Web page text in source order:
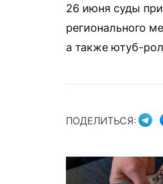
26 июня суды
регионального
а также ютуб-
ПОДЕЛИТЬСЯ: